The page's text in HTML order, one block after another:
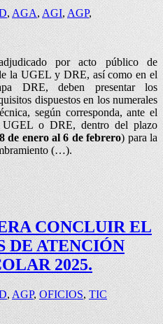
, AGA,AGI, AGP,
por acto público de
la UGEL y DRE, así como en el
DRE, deben presentar los
dispuestos en los numerales
según corresponda, ante el
o DRE, dentro del plazo
de enero al 6 de febrero) para la
(…).
CONCLUIR EL
DE ATENCIÓN
2025.
, AGP, OFICIOS, TIC